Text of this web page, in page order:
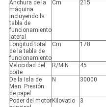
Anchura de la
máquina
incluyendo la
tabla de
funcionamiento
lateral
Cm 215
Longitud total
de la tabla de
funcionamiento
Cm 178
Velocidad del
corte
R/MIN 45
De la Isla de
Man. Presión
de papel
N 30000
Poder del motor Kilovatio 3